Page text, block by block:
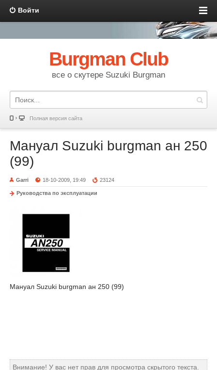
Войти
Burgman Club
все о скутере Suzuki Burgman
Полная версия сайта
Мануал Suzuki burgman ан 250
(99)
Garri 18-10-2009, 19:49 23124
Руководства по эксплуатации
Мануал Suzuki burgman ан 250 (99)
Внимание! У вас нет прав для просмотра скрытого текста.